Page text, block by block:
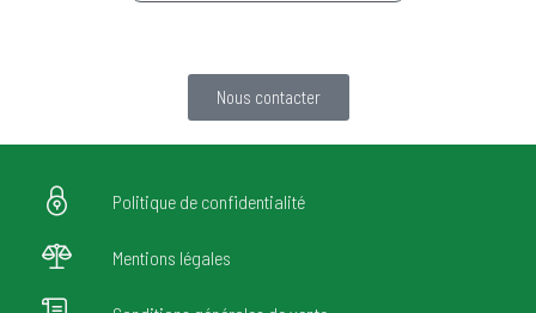
Nous contacter
Politique de confidentialité
Mentions légales